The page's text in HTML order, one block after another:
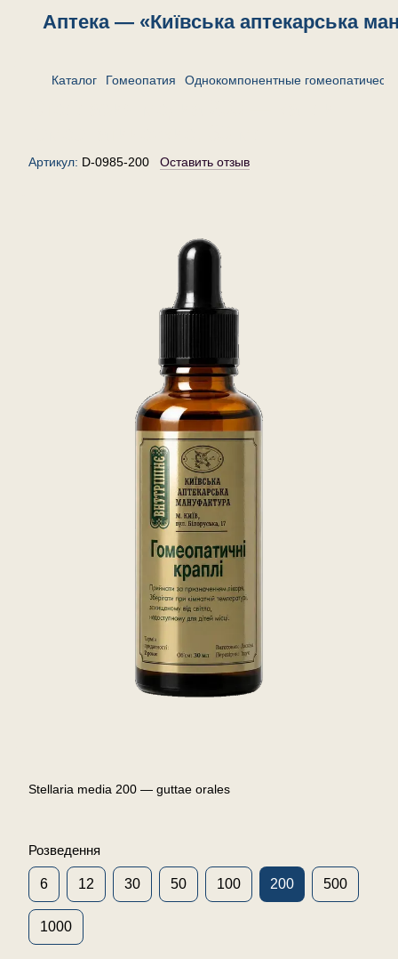
Аптека — «Київська аптекарська
Каталог Гомеопатия Однокомпонентные
Артикул: D-0985-200 Оставить отзыв
Stellaria media 200 — guttae orales
Розведення
6 12 30 50 100 200 500
1000